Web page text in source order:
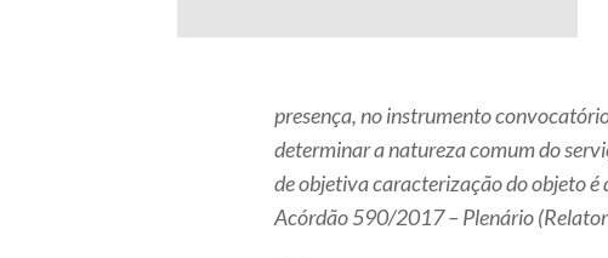
presença, no instrumento
determinar a natureza comum do
de objetiva caracterização do objeto
Acórdão 590/2017 – Plenário